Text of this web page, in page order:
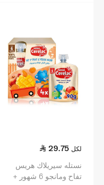
29.75 لكل
نستله سيريلاك هريس
تفاح ومانجو 6 شهور +